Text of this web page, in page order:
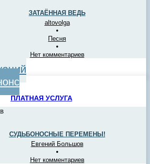
ЗАТАЁННАЯ ВЕДЬ
altovolga
•
Песня
•
Нет комментариев
ПЛАТНАЯ УСЛУГА
СУДЬБОНОСНЫЕ ПЕРЕМЕНЫ!
Евгений Большов
•
Нет комментариев